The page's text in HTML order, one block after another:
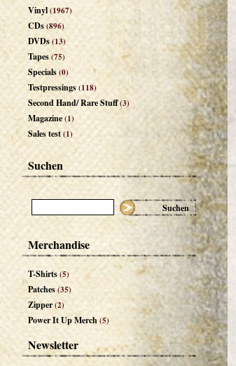
Vinyl(1967)
CDs(896)
DVDs(13)
Tapes(75)
Specials(0)
Testpressings(118)
Second Hand/ Rare Stuff(3)
Magazine(1)
Sales test(1)
Suchen
Suchen
Merchandise
T-Shirts(5)
Patches(35)
Zipper(2)
Power It Up Merch(5)
Newsletter